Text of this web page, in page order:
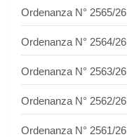
Ordenanza N° 2565/26
Ordenanza N° 2564/26
Ordenanza N° 2563/26
Ordenanza N° 2562/26
Ordenanza N° 2561/26